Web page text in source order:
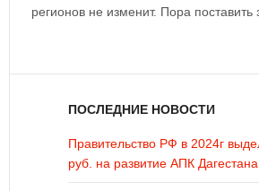
регионов не изменит. Пора поставить
ПОСЛЕДНИЕ НОВОСТИ
Правительство РФ в 2024г
руб. на развитие АПК Дагестана